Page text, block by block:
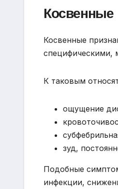
Косвенные
Косвенные
специфическими,
К таковым
ощущение
зуд,
Подобные
инфекции,